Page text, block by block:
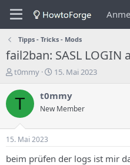
Tipps - Tricks - Mods
fail2ban: SASL
E
s
t
e
e
r
t0mmy
E
s
e
n
15. Mai 2023
T t0mmy
New Member
15. Mai 2023
beim prüfen der logs ist mir